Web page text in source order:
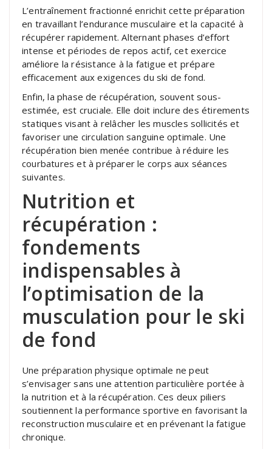
L’entraînement fractionné enrichit cette préparation
en travaillant l’endurance musculaire et la capacité à
récupérer rapidement. Alternant phases d’effort
intense et périodes de repos actif, cet exercice
améliore la résistance à la fatigue et prépare
efficacement aux exigences du ski de fond.
Enfin, la phase de récupération, souvent sous-
estimée, est cruciale. Elle doit inclure des étirements
statiques visant à relâcher les muscles sollicités et
favoriser une circulation sanguine optimale. Une
récupération bien menée contribue à réduire les
courbatures et à préparer le corps aux séances
suivantes.
Nutrition et
récupération :
fondements
indispensables à
l’optimisation de la
musculation pour le ski
de fond
Une préparation physique optimale ne peut
s’envisager sans une attention particulière portée à
la nutrition et à la récupération. Ces deux piliers
soutiennent la performance sportive en favorisant la
reconstruction musculaire et en prévenant la fatigue
chronique.